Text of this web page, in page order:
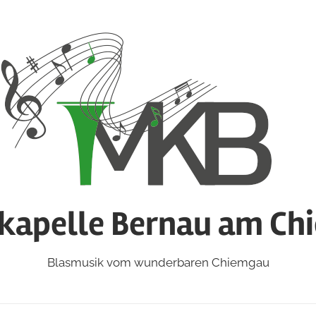
Bernau am
Blasmusik vom wunderbaren Chiemgau